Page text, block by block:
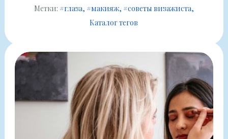
Метки: #глаза #макияж #советы визажиста
Каталог тегов